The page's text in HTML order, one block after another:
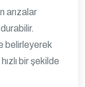
arızalar
belirleyerek
bir şekilde